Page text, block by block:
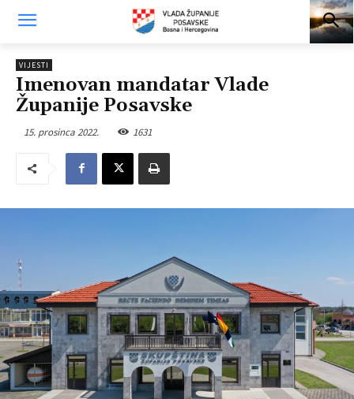
VIJESTI
Imenovan mandatar Vlade
Županije Posavske
15. prosinca 2022. 1631